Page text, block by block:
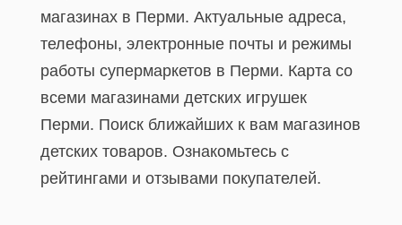
магазинах в Перми. Актуальные адреса,
телефоны, электронные почты и режимы
работы супермаркетов в Перми. Карта со
всеми магазинами детских игрушек
Перми. Поиск ближайших к вам магазинов
детских товаров. Ознакомьтесь с
рейтингами и отзывами покупателей.